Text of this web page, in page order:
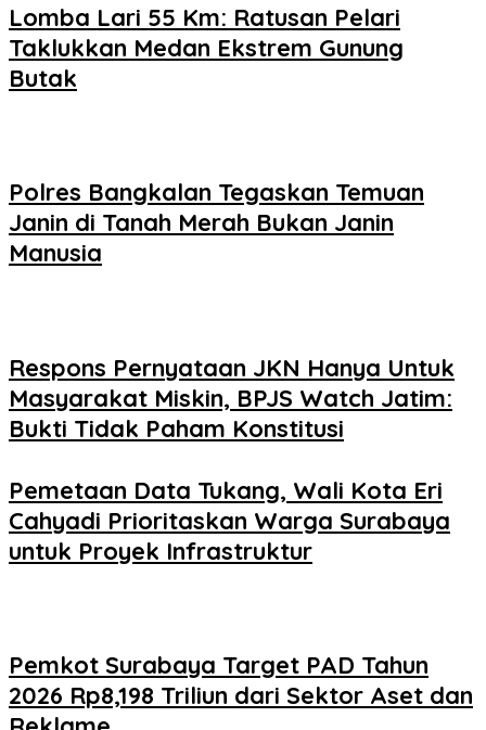
Lomba Lari 55 Km: Ratusan Pelari
Taklukkan Medan Ekstrem Gunung
Butak
Polres Bangkalan Tegaskan Temuan
Janin di Tanah Merah Bukan Janin
Manusia
Respons Pernyataan JKN Hanya Untuk
Masyarakat Miskin, BPJS Watch Jatim:
Bukti Tidak Paham Konstitusi
Pemetaan Data Tukang, Wali Kota Eri
Cahyadi Prioritaskan Warga Surabaya
untuk Proyek Infrastruktur
Pemkot Surabaya Target PAD Tahun
2026 Rp8,198 Triliun dari Sektor Aset dan